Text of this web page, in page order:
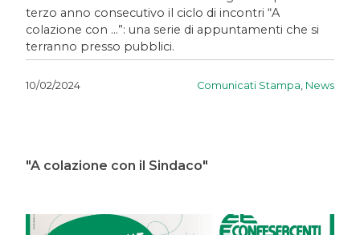
terzo anno consecutivo il ciclo di incontri “A
colazione con …”: una serie di appuntamenti che si
terranno presso pubblici.
10/02/2024 Comunicati Stampa News
"A colazione con il Sindaco"